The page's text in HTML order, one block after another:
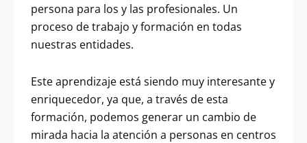
persona para los y las profesionales. Un
proceso de trabajo y formación en todas
nuestras entidades.
Este aprendizaje está siendo muy interesante y
enriquecedor, ya que, a través de esta
formación, podemos generar un cambio de
mirada hacia la atención a personas en centros